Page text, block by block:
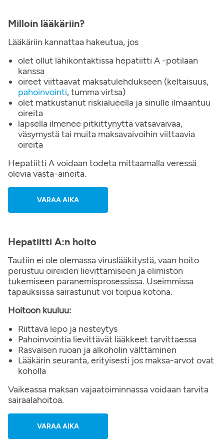
Milloin lääkäriin?
Lääkäriin kannattaa hakeutua, jos
olet ollut lähikontaktissa hepatiitti A -potilaan
kanssa
oireet viittaavat maksatulehdukseen (keltaisuus,
pahoinvointi, tumma virtsa)
olet matkustanut riskialueella ja sinulle ilmaantuu
oireita
lapsella ilmenee pitkittynyttä vatsavaivaa,
väsymystä tai muita maksavaivoihin viittaavia
oireita
Hepatiitti A voidaan todeta mittaamalla veressä
olevia vasta-aineita.
VARAA AIKA
Hepatiitti A:n hoito
Tautiin ei ole olemassa viruslääkitystä, vaan hoito
perustuu oireiden lievittämiseen ja elimistön
tukemiseen paranemisprosessissa. Useimmissa
tapauksissa sairastunut voi toipua kotona.
Hoitoon kuuluu:
Riittävä lepo ja nesteytys
Pahoinvointia lievittävät lääkkeet tarvittaessa
Rasvaisen ruoan ja alkoholin välttäminen
Lääkärin seuranta, erityisesti jos maksa-arvot ovat
koholla
Vaikeassa maksan vajaatoiminnassa voidaan tarvita
sairaalahoitoa.
VARAA AIKA